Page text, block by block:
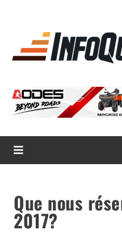
Magazine
Que nous
2017?